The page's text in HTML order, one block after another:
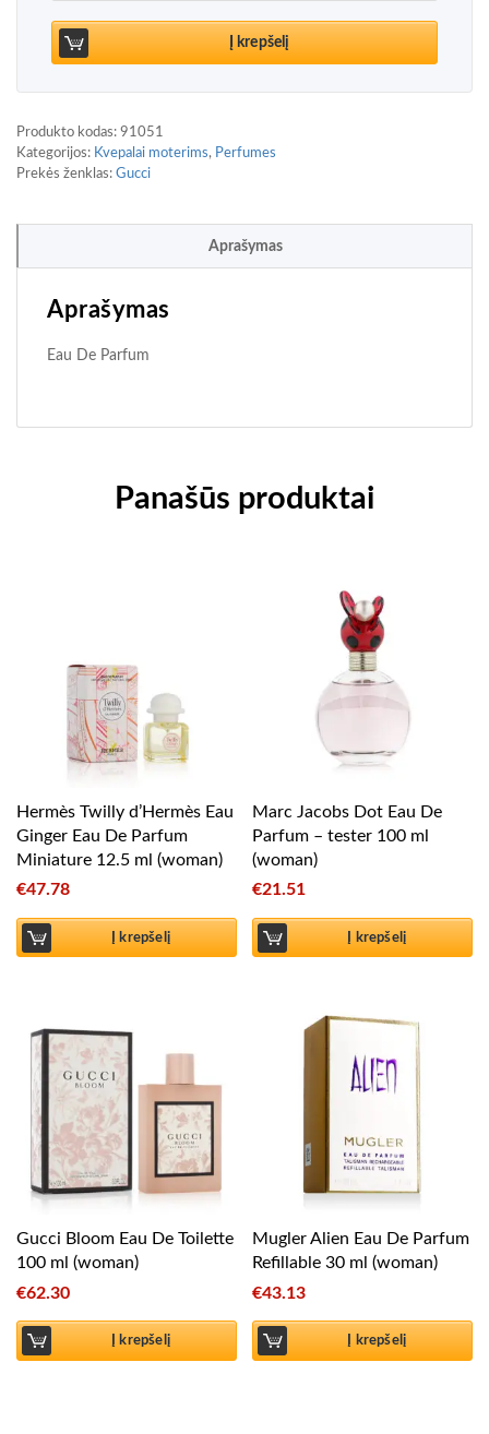
Į krepšelį
Produkto kodas: 91051
Kategorijos: Kvepalai moterims, Perfumes
Prekės ženklas: Gucci
Aprašymas
Aprašymas
Eau De Parfum
Panašūs produktai
Hermès Twilly d’Hermès Eau
Ginger Eau De Parfum
Miniature 12.5 ml (woman)
€47.78
Į krepšelį
Marc Jacobs Dot Eau De
Parfum – tester 100 ml
(woman)
€21.51
Į krepšelį
Gucci Bloom Eau De Toilette
100 ml (woman)
€62.30
Į krepšelį
Mugler Alien Eau De Parfum
Refillable 30 ml (woman)
€43.13
Į krepšelį